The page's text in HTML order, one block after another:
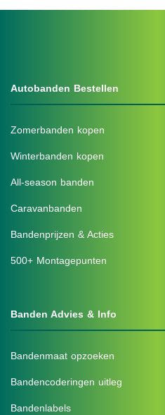
Autobanden Bestellen
Zomerbanden kopen
Winterbanden kopen
All-season banden
Caravanbanden
Bandenprijzen & Acties
500+ Montagepunten
Banden Advies & Info
Bandenmaat opzoeken
Bandencoderingen uitleg
Bandenlabels